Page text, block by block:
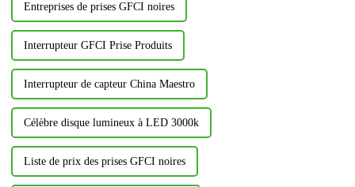
Entreprises de prises GFCI noires
Interrupteur GFCI Prise Produits
Interrupteur de capteur China Maestro
Célèbre disque lumineux à LED 3000k
Liste de prix des prises GFCI noires